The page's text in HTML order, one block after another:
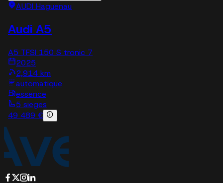
AUDI Haguenau
Audi A5
A5 TFSI 150 S tronic 7
2025
2,914 km
automatique
essence
5 sieges
49 489 €